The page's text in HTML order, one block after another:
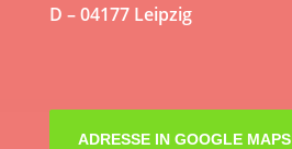
D – 04177 Leipzig
ADRESSE IN GOOGLE